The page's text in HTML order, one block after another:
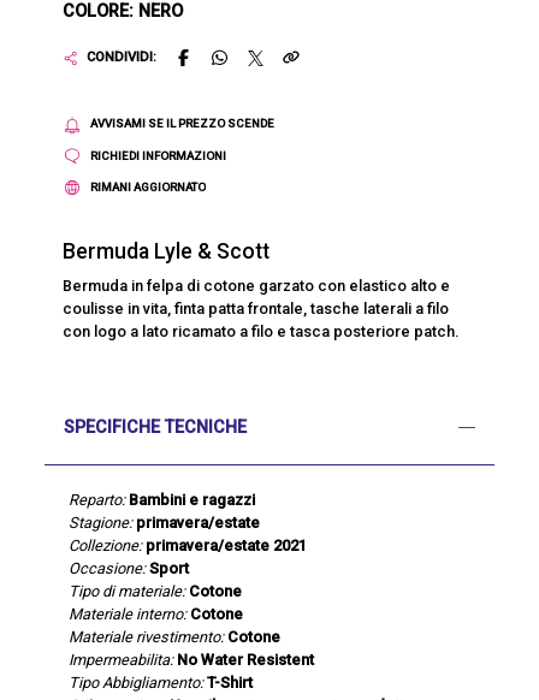
COLORE: NERO
CONDIVIDI:
AVVISAMI SE IL PREZZO SCENDE
RICHIEDI INFORMAZIONI
RIMANI AGGIORNATO
Bermuda Lyle & Scott
Bermuda in felpa di cotone garzato con elastico alto e
coulisse in vita, finta patta frontale, tasche laterali a filo
con logo a lato ricamato a filo e tasca posteriore patch.
SPECIFICHE TECNICHE
Reparto: Bambini e ragazzi
Stagione: primavera/estate
Collezione: primavera/estate 2021
Occasione: Sport
Tipo di materiale: Cotone
Materiale interno: Cotone
Materiale rivestimento: Cotone
Impermeabilita: No Water Resistent
Tipo Abbigliamento: T-Shirt